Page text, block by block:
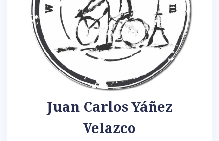
Juan Carlos Yáñez
Velazco